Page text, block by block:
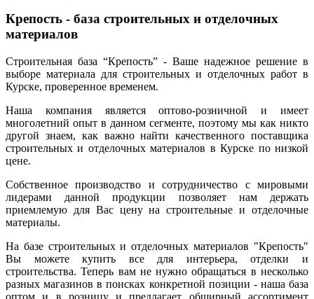
Крепость - база строительных и отделочных
материалов
Строительная база “Крепость” - Ваше надежное решение в
выборе материала для строительных и отделочных работ в
Курске, проверенное временем.
Наша компания является оптово-розничной и имеет
многолетний опыт в данном сегменте, поэтому мы как никто
другой знаем, как важно найти качественного поставщика
строительных и отделочных материалов в Курске по низкой
цене.
Собственное производство и сотрудничество с мировыми
лидерами данной продукции позволяет нам держать
приемлемую для Вас цену на строительные и отделочные
материалы.
На базе строительных и отделочных материалов "Крепость"
Вы можете купить все для интерьера, отделки и
строительства. Теперь вам не нужно обращаться в несколько
разных магазинов в поисках конкретной позиции - наша база
оптом и в розницу и предлагает обширный ассортимент